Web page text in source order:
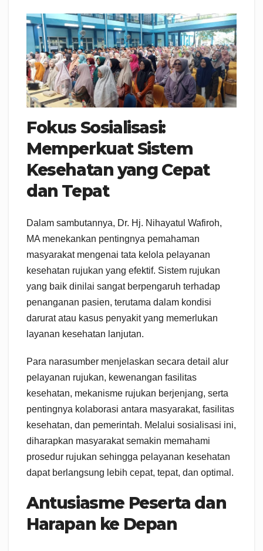
Fokus Sosialisasi:
Memperkuat Sistem
Kesehatan yang Cepat
dan Tepat
Dalam sambutannya, Dr. Hj. Nihayatul Wafiroh,
MA menekankan pentingnya pemahaman
masyarakat mengenai tata kelola pelayanan
kesehatan rujukan yang efektif. Sistem rujukan
yang baik dinilai sangat berpengaruh terhadap
penanganan pasien, terutama dalam kondisi
darurat atau kasus penyakit yang memerlukan
layanan kesehatan lanjutan.
Para narasumber menjelaskan secara detail alur
pelayanan rujukan, kewenangan fasilitas
kesehatan, mekanisme rujukan berjenjang, serta
pentingnya kolaborasi antara masyarakat, fasilitas
kesehatan, dan pemerintah. Melalui sosialisasi ini,
diharapkan masyarakat semakin memahami
prosedur rujukan sehingga pelayanan kesehatan
dapat berlangsung lebih cepat, tepat, dan optimal.
Antusiasme Peserta dan
Harapan ke Depan